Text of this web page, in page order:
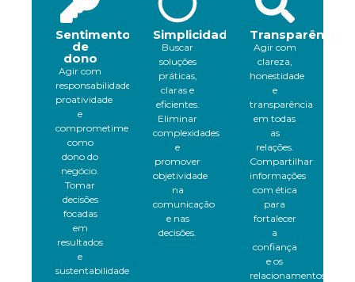
Sentimento
de
dono
Agir com
responsabilidade,
proatividade
e
comprometimento,
como
dono do
negócio.
Tomar
decisões
focadas
em
resultados
e
sustentabilidade.
Simplicidade
Buscar
soluções
práticas,
claras e
eficientes.
Eliminar
complexidades
e
promover
objetividade
na
comunicação
e nas
decisões.
Transparência
Agir com
clareza,
honestidade
e
transparência
em todas
as
relações.
Compartilhar
informações
com ética
para
fortalecer
a
confiança
e os
relacionamentos.